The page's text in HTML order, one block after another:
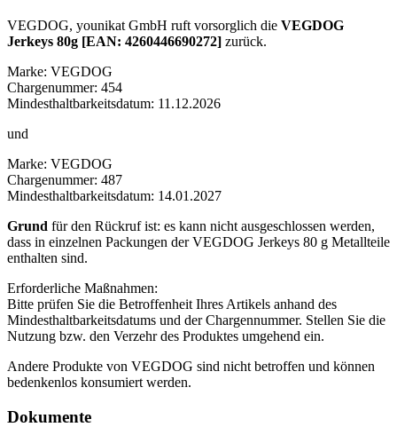
VEGDOG, younikat GmbH ruft vorsorglich die VEGDOG
Jerkeys 80g [EAN: 4260446690272] zurück.
Marke: VEGDOG
Chargenummer: 454
Mindesthaltbarkeitsdatum: 11.12.2026
und
Marke: VEGDOG
Chargenummer: 487
Mindesthaltbarkeitsdatum: 14.01.2027
Grund für den Rückruf ist: es kann nicht ausgeschlossen werden,
dass in einzelnen Packungen der VEGDOG Jerkeys 80 g Metallteile
enthalten sind.
Erforderliche Maßnahmen:
Bitte prüfen Sie die Betroffenheit Ihres Artikels anhand des
Mindesthaltbarkeitsdatums und der Chargennummer. Stellen Sie die
Nutzung bzw. den Verzehr des Produktes umgehend ein.
Andere Produkte von VEGDOG sind nicht betroffen und können
bedenkenlos konsumiert werden.
Dokumente